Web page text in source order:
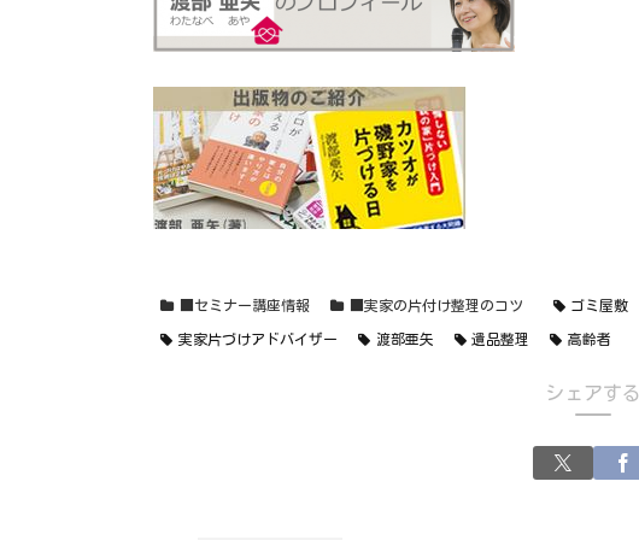
■セミナー講座情報 ■実家の片付け整理のコツ ゴミ屋敷
実家片づけアドバイザー 渡部亜矢 遺品整理 高齢者
シェアする